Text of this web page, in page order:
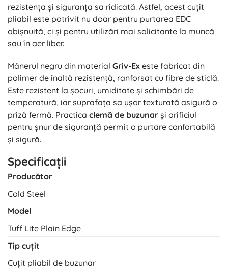
rezistența și siguranța sa ridicată. Astfel, acest cuțit
pliabil este potrivit nu doar pentru purtarea EDC
obișnuită, ci și pentru utilizări mai solicitante la muncă
sau în aer liber.
Mânerul negru din material Griv-Ex este fabricat din
polimer de înaltă rezistență, ranforsat cu fibre de sticlă.
Este rezistent la șocuri, umiditate și schimbări de
temperatură, iar suprafața sa ușor texturată asigură o
priză fermă. Practica clemă de buzunar și orificiul
pentru șnur de siguranță permit o purtare confortabilă
și sigură.
Specificații
Producător
Cold Steel
Model
Tuff Lite Plain Edge
Tip cuțit
Cuțit pliabil de buzunar